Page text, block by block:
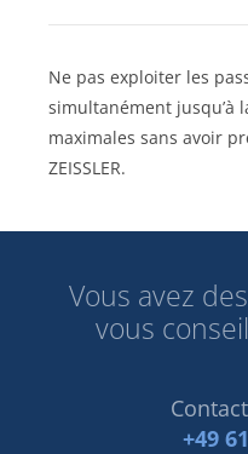
Ne pas exploiter les
simultanément jusqu’à
maximales sans avoir
ZEISSLER.
Vous avez
vous
+49